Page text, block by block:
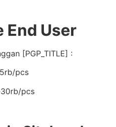
End User
[PGP_TITLE] :
pcs
pcs